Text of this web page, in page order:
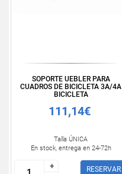
SOPORTE UEBLER PARA
CUADROS DE BICICLETA 3A/4A
BICICLETA
111,14€
Talla ÚNICA
En stock, entrega en 24-72h
+
+
RESERVAR